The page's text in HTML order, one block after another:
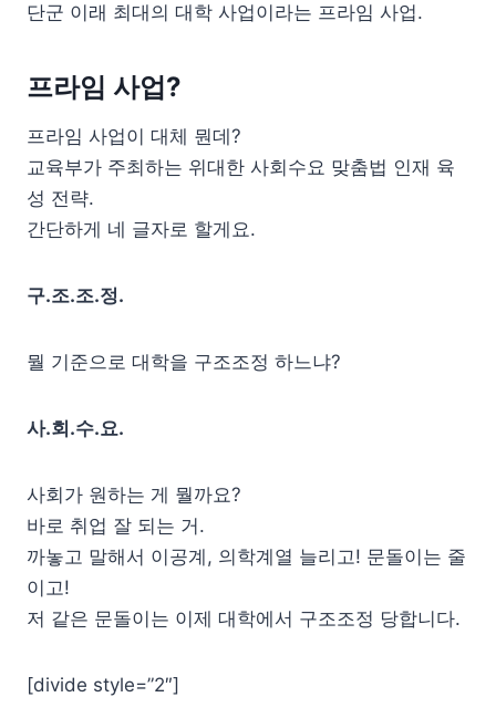
단군 이래 최대의 대학 사업이라는 프라임 사업.
프라임 사업?
프라임 사업이 대체 뭔데?
교육부가 주최하는 위대한 사회수요 맞춤법 인재 육
성 전략.
간단하게 네 글자로 할게요.
구.조.조.정.
뭘 기준으로 대학을 구조조정 하느냐?
사.회.수.요.
사회가 원하는 게 뭘까요?
바로 취업 잘 되는 거.
까놓고 말해서 이공계, 의학계열 늘리고! 문돌이는 줄
이고!
저 같은 문돌이는 이제 대학에서 구조조정 당합니다.
[divide style=”2″]